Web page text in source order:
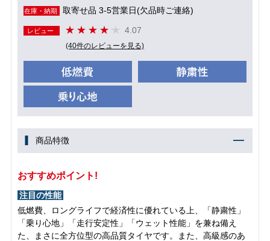
在庫・納期 取寄せ品 3-5営業日(欠品時ご連絡)
レビュー 4.07
(40件のレビューを見る)
商品特徴
おすすめポイント!
注目の性能
低燃費、ロングライフで経済性に優れている上、「静粛性」
「乗り心地」「走行安定性」「ウェット性能」を兼ね備え
た、まさに全方位型の高品質タイヤです。また、高級感のあ